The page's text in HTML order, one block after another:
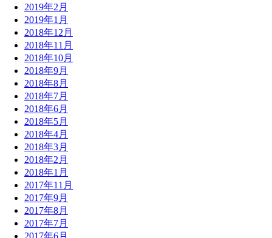
2019年2月
2019年1月
2018年12月
2018年11月
2018年10月
2018年9月
2018年8月
2018年7月
2018年6月
2018年5月
2018年4月
2018年3月
2018年2月
2018年1月
2017年11月
2017年9月
2017年8月
2017年7月
2017年6月